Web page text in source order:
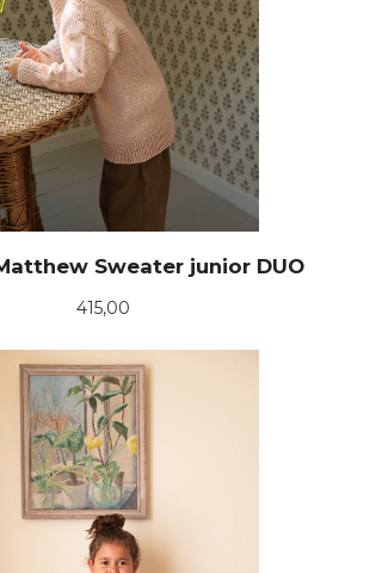
Sweater junior DUO
Pris
415,00